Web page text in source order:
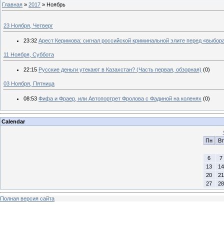
Главная » 2017 » Ноябрь
23 Ноября, Четверг
23:32 Арест Керимова: сигнал российской криминальной элите перед
11 Ноября, Суббота
22:15 Русские деньги утекают в Казахстан? (Часть первая, обзорная) (0)
03 Ноября, Пятница
08:53 Фифа и Фраер, или Автопортрет Фролова с Фадиной на коленях (0)
Calendar
Пн
Вт
6
7
13
14
20
21
27
28
Полная версия сайта